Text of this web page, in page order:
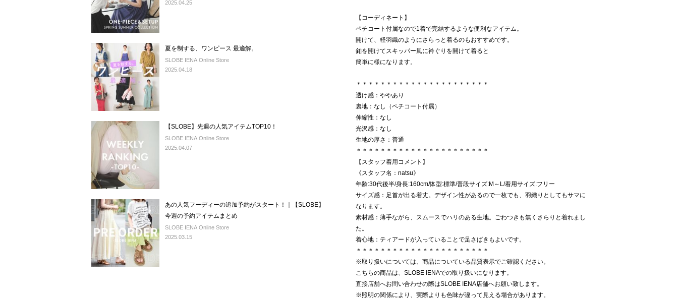
2025.04.25
夏を制する、ワンピース 最適解。
SLOBE IENA Online Store
2025.04.18
【SLOBE】先週の人気アイテムTOP10！
SLOBE IENA Online Store
2025.04.07
あの人気フーディーの追加予約がスタート！｜【SLOBE】
今週の予約アイテムまとめ
SLOBE IENA Online Store
2025.03.15
【コーディネート】
ペチコート付属なので1着で完結するような便利なアイテム。
開けて、軽羽織のようにさらっと着るのもおすすめです。
釦を開けてスキッパー風に衿ぐりを開けて着ると
簡単に様になります。
＊＊＊＊＊＊＊＊＊＊＊＊＊＊＊＊＊＊＊＊＊＊
透け感：ややあり
裏地：なし（ペチコート付属）
伸縮性：なし
光沢感：なし
生地の厚さ：普通
＊＊＊＊＊＊＊＊＊＊＊＊＊＊＊＊＊＊＊＊＊＊
【スタッフ着用コメント】
《スタッフ名：natsu》
年齢:30代後半/身長:160cm/体型:標準/普段サイズ:M～L/着用サイズ:フリー
サイズ感：足首が出る着丈。デザイン性があるので一枚でも、羽織りとしてもサマに
なります。
素材感：薄手ながら、スムースでハリのある生地。ごわつきも無くさらりと着れまし
た。
着心地：ティアードが入っていることで足さばきもよいです。
＊＊＊＊＊＊＊＊＊＊＊＊＊＊＊＊＊＊＊＊＊＊
※取り扱いについては、商品についている品質表示でご確認ください。
こちらの商品は、SLOBE IENAでの取り扱いになります。
直接店舗へお問い合わせの際はSLOBE IENA店舗へお願い致します。
※照明の関係により、実際よりも色味が違って見える場合があります。